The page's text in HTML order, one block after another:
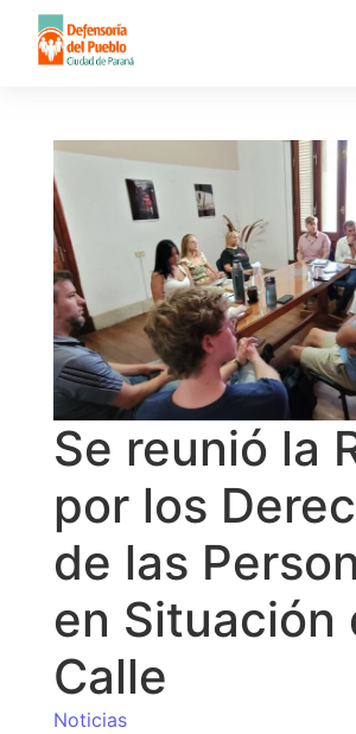
Se reunió la
por los
de las
en Situación
Calle
Noticias